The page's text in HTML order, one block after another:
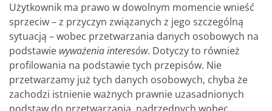
Użytkownik ma prawo w dowolnym momencie wnieść
sprzeciw – z przyczyn związanych z jego szczególną
sytuacją – wobec przetwarzania danych osobowych na
podstawie wyważenia interesów. Dotyczy to również
profilowania na podstawie tych przepisów. Nie
przetwarzamy już tych danych osobowych, chyba że
zachodzi istnienie ważnych prawnie uzasadnionych